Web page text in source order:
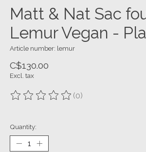
Matt & Nat Sac
Lemur Vegan -
Article number: lemur
C$130.00
Excl. tax
The rating of this product is
(0)
Quantity: